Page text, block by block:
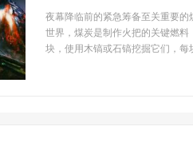
夜幕降临前的紧急筹备至关重要
世界，煤炭是制作火把的关键燃
块，使用木镐或石镐挖掘它们，每